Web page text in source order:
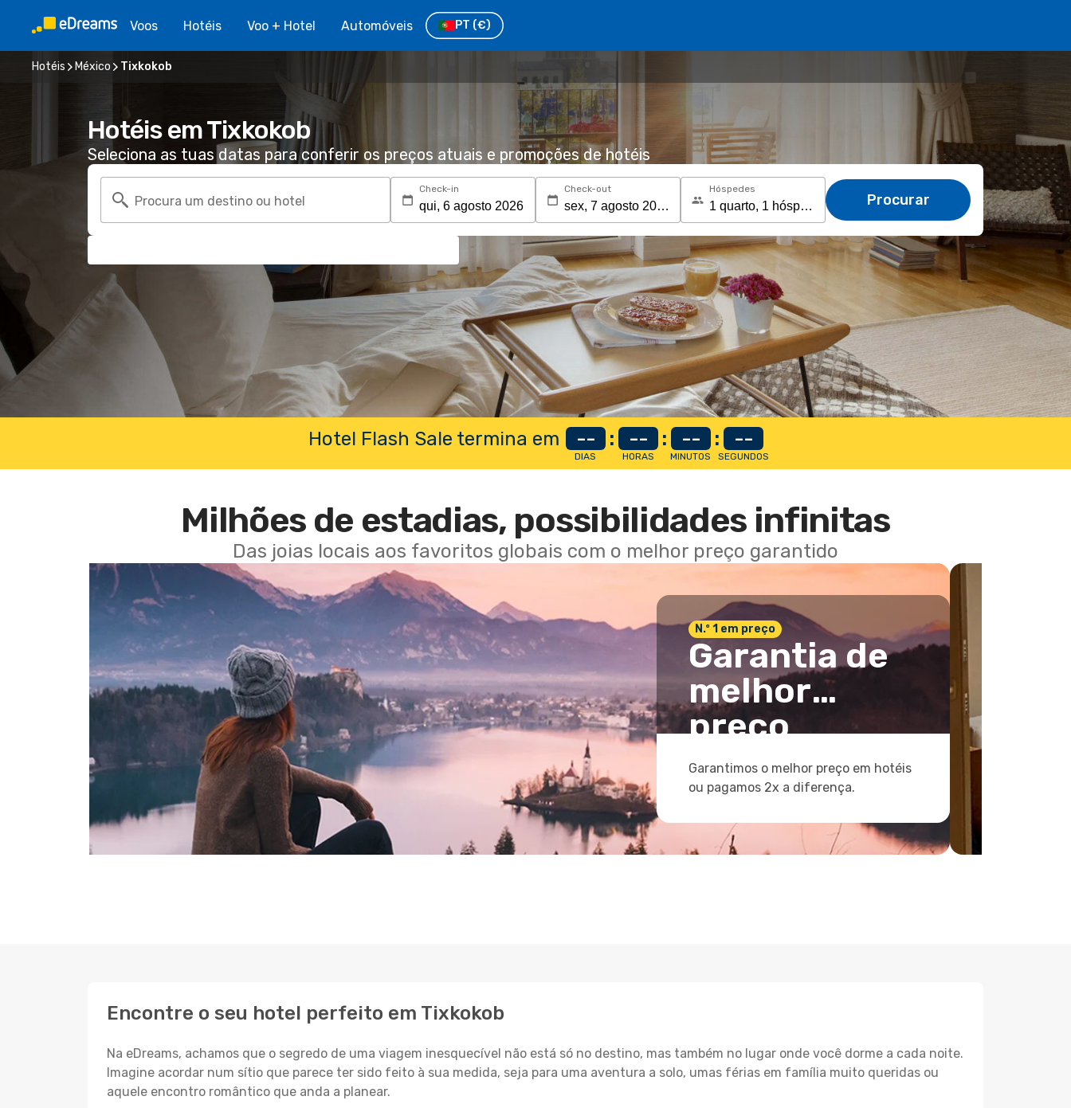
Voos Hotéis Voo + Hotel Automóveis PT (€)
Hotéis México Tixkokob
Hotéis em Tixkokob
Seleciona as tuas datas para conferir os preços atuais e promoções de hotéis
Procura um destino ou hotel
Check-in Check-out Hóspedes
Procurar
Hotel Flash Sale termina em --
DIAS
: --
HORAS
: --
MINUTOS
: --
SEGUNDOS
Milhões de estadias, possibilidades infinitas
Das joias locais aos favoritos globais com o melhor preço garantido
N.º 1 em preço
Garantia de
melhor
preço
Garantimos o melhor preço em hotéis
ou pagamos 2x a diferença.
Encontre o seu hotel perfeito em Tixkokob
Na eDreams, achamos que o segredo de uma viagem inesquecível não está só no destino, mas também no lugar onde você dorme a cada noite.
Imagine acordar num sítio que parece ter sido feito à sua medida, seja para uma aventura a solo, umas férias em família muito queridas ou
aquele encontro romântico que anda a planear.